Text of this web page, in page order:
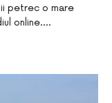
petrec o mare
online.…